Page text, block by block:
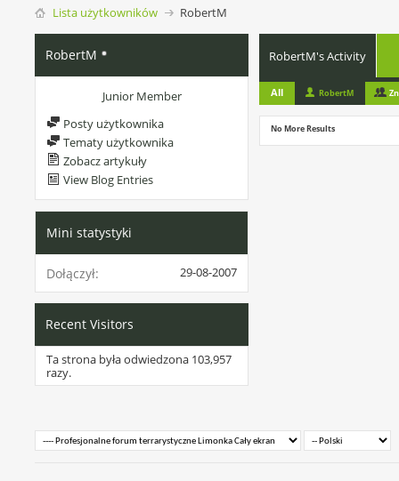
Lista użytkowników RobertM
RobertM
Junior Member
Posty użytkownika
Tematy użytkownika
Zobacz artykuły
View Blog Entries
Mini statystyki
Dołączył 29-08-2007
Recent Visitors
Ta strona była odwiedzona 103,957
razy.
RobertM's Activity
All RobertM
No More Results